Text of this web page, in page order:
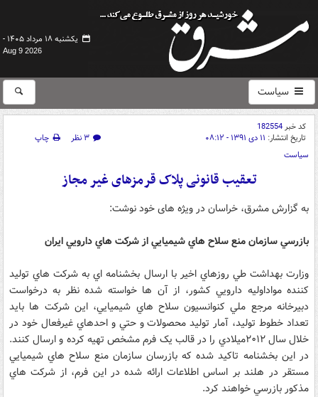
یکشنبه ۱۸ مرداد ۱۴۰۵ -
Aug 9 2026
سیاست
کد خبر182554
تاریخ انتشار: ۱۱ دی ۱۳۹۱ - ۰۸:۱۲ ۳ نظر
چاپ
سیاست
تعقیب قانونی پلاک قرمزهای غیر مجاز
به گزارش مشرق، خراسان در ویژه های خود نوشت:
بازرسي سازمان منع سلاح هاي شيميايي از شرکت هاي دارويي ايران
وزارت بهداشت طي روزهاي اخير با ارسال بخشنامه اي به شرکت هاي توليد
کننده مواداوليه دارويي کشور، از آن ها خواسته شده نظر به درخواست
دبيرخانه مرجع ملي کنوانسيون سلاح هاي شيميايي، اين شرکت ها بايد
تعداد خطوط توليد، آمار توليد محصولات و حتي و احدهاي غيرفعال خود در
خلال سال ۲۰۱۲ميلادي را در قالب يک فرم مشخص تهيه کرده و ارسال کنند.
در اين بخشنامه تاکيد شده که بازرسان سازمان منع سلاح هاي شيميايي
مستقر در هلند بر اساس اطلاعات ارائه شده در اين فرم، از شرکت هاي
مذکور بازرسي خواهند کرد.